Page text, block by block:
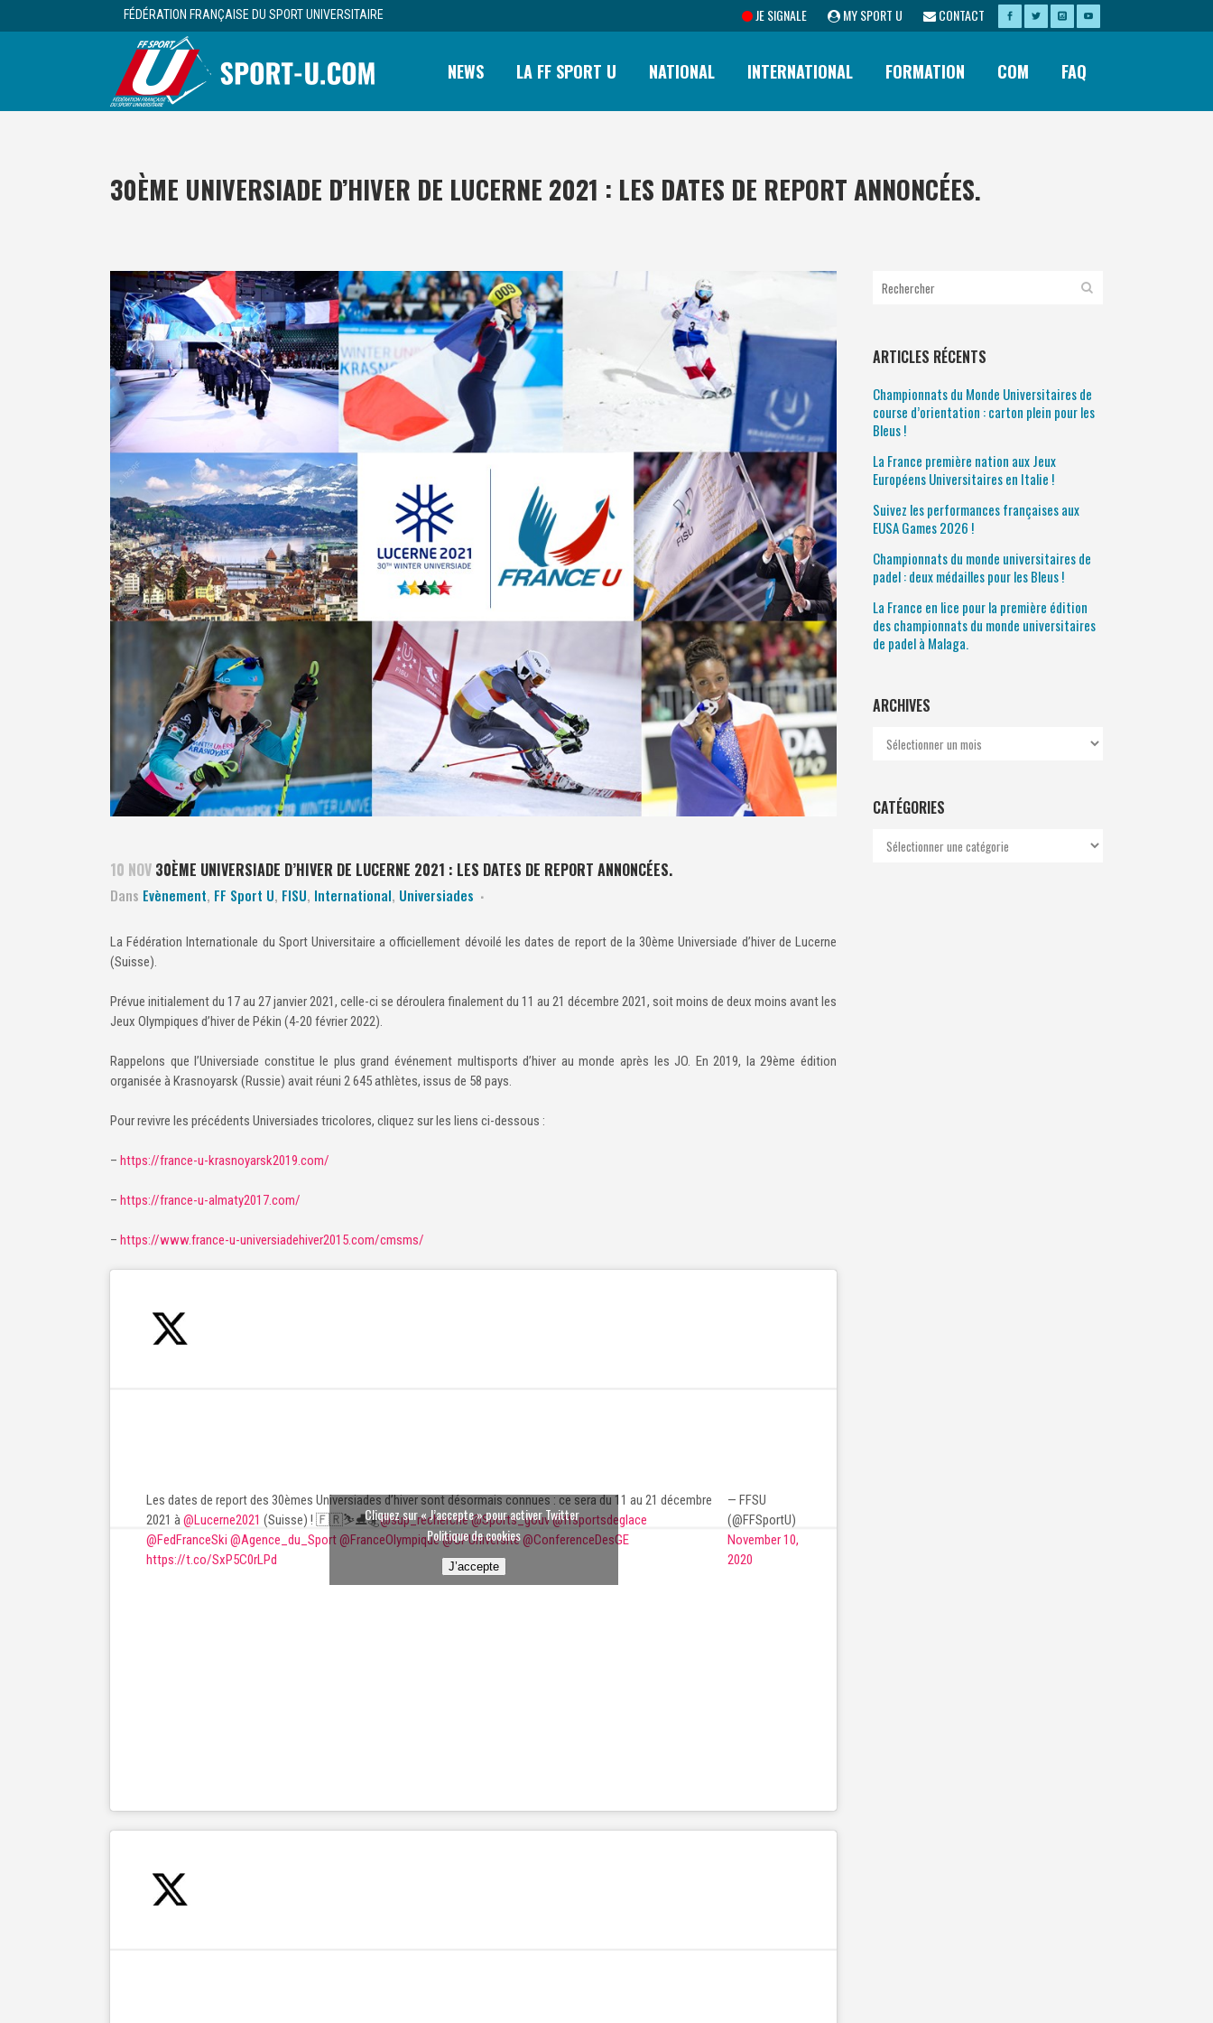
FÉDÉRATION FRANÇAISE DU SPORT UNIVERSITAIRE JE SIGNALE MY SPORT U CONTACT
NEWS LA FF SPORT U NATIONAL INTERNATIONAL FORMATION COM FAQ
30ÈME UNIVERSIADE D’HIVER DE LUCERNE 2021 : LES DATES DE REPORT ANNONCÉES.
10 NOV 30ÈME UNIVERSIADE D’HIVER DE LUCERNE 2021 : LES DATES DE REPORT ANNONCÉES.
Dans Evènement, FF Sport U, FISU, International, Universiades
La Fédération Internationale du Sport Universitaire a officiellement dévoilé les dates de report de la 30ème Universiade d’hiver de Lucerne
(Suisse).
Prévue initialement du 17 au 27 janvier 2021, celle-ci se déroulera finalement du 11 au 21 décembre 2021, soit moins de deux moins avant les
Jeux Olympiques d’hiver de Pékin (4-20 février 2022).
Rappelons que l’Universiade constitue le plus grand événement multisports d’hiver au monde après les JO. En 2019, la 29ème édition
organisée à Krasnoyarsk (Russie) avait réuni 2 645 athlètes, issus de 58 pays.
Pour revivre les précédents Universiades tricolores, cliquez sur les liens ci-dessous :
– https://france-u-krasnoyarsk2019.com/
– https://france-u-almaty2017.com/
– https://www.france-u-universiadehiver2015.com/cmsms/
Les dates de report des 30èmes Universiades d’hiver sont désormais connues : ce sera du 11 au 21 décembre
2021 à@Lucerne2021 (Suisse) ! 🇫🇷⛷⛸🏂@sup_recherche @Sports_gouv@ffsportsdeglace
@FedFranceSki @Agence_du_Sport @FranceOlympique @CPUniversite @ConferenceDesGE
https://t.co/SxP5C0rLPd
— FFSU
(@FFSportU)
November 10,
2020
Cliquez sur « J’accepte » pour activer Twitter
Politique de cookies
J’accepte
ARTICLES RÉCENTS
Championnats du Monde Universitaires de
course d’orientation : carton plein pour les
Bleus !
La France première nation aux Jeux
Européens Universitaires en Italie !
Suivez les performances françaises aux
EUSA Games 2026 !
Championnats du monde universitaires de
padel : deux médailles pour les Bleus !
La France en lice pour la première édition
des championnats du monde universitaires
de padel à Malaga.
ARCHIVES
Archives
CATÉGORIES
Catégories